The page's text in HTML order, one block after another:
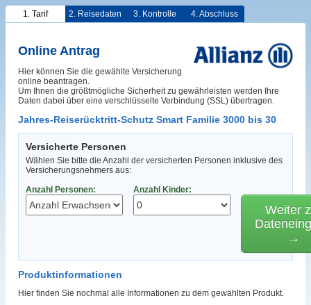
1. Tarif 2. Reisedaten 3. Kontrolle 4. Abschluss
Online Antrag
Hier können Sie die gewählte Versicherung
online beantragen.
Um Ihnen die größtmögliche Sicherheit zu gewährleisten werden Ihre
Daten dabei über eine verschlüsselte Verbindung (SSL) übertragen.
Jahres-Reiserücktritt-Schutz Smart Familie 3000 bis 30
Versicherte Personen
Wählen Sie bitte die Anzahl der versicherten Personen inklusive des
Versicherungsnehmers aus:
Anzahl Personen:
Anzahl Kinder:
Weiter
→
Produktinformationen
Hier finden Sie nochmal alle Informationen zu dem gewählten Produkt.